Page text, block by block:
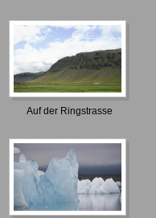
Auf der Ringstrasse